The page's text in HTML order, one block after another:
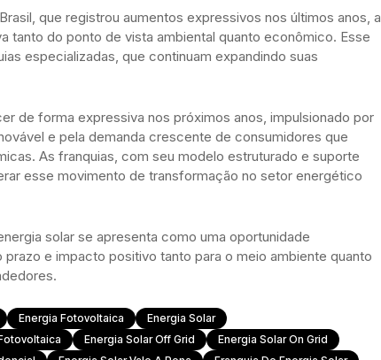
que registrou aumentos expressivos nos últimos anos, a
tanto do ponto de vista ambiental quanto econômico. Esse
especializadas, que continuam expandindo suas
de forma expressiva nos próximos anos, impulsionado por
e pela demanda crescente de consumidores que
As franquias, com seu modelo estruturado e suporte
esse movimento de transformação no setor energético
solar se apresenta como uma oportunidade
e impacto positivo tanto para o meio ambiente quanto
Energia Fotovoltaica
Energia Solar
Energia Solar Off Grid
Energia Solar On Grid